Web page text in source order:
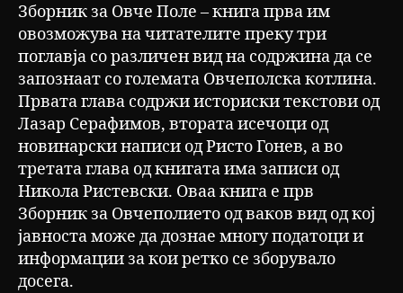
Зборник за Овче Поле – книга прва им
овозможува на читателите преку три
поглавја со различен вид на содржина да се
запознаат со големата Овчеполска котлина.
Првата глава содржи историски текстови од
Лазар Серафимов, втората исечоци од
новинарски написи од Ристо Гонев, а во
третата глава од книгата има записи од
Никола Ристевски. Оваа книга е прв
Зборник за Овчеполието од ваков вид од кој
јавноста може да дознае многу податоци и
информации за кои ретко се зборувало
досега.